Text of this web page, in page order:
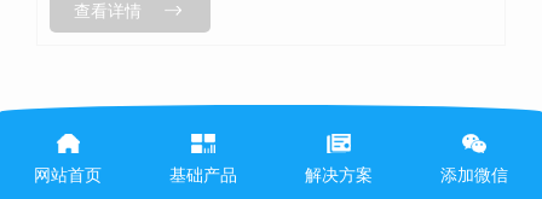
户访问延迟...
查看详情
网站首页 基础产品 解决方案 添加微信